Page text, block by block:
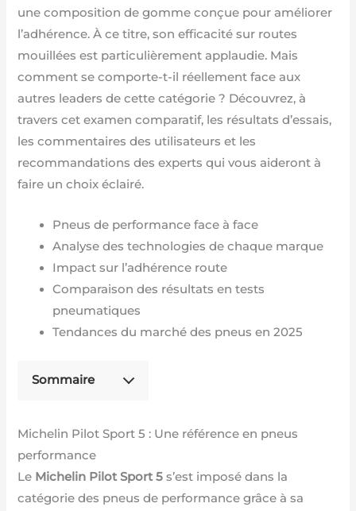
une composition de gomme conçue pour améliorer
l’adhérence. À ce titre, son efficacité sur routes
mouillées est particulièrement applaudie. Mais
comment se comporte-t-il réellement face aux
autres leaders de cette catégorie ? Découvrez, à
travers cet examen comparatif, les résultats d’essais,
les commentaires des utilisateurs et les
recommandations des experts qui vous aideront à
faire un choix éclairé.
Pneus de performance face à face
Analyse des technologies de chaque marque
Impact sur l’adhérence route
Comparaison des résultats en tests
pneumatiques
Tendances du marché des pneus en 2025
Sommaire
Michelin Pilot Sport 5 : Une référence en pneus
performance
Le Michelin Pilot Sport 5 s’est imposé dans la
catégorie des pneus de performance grâce à sa